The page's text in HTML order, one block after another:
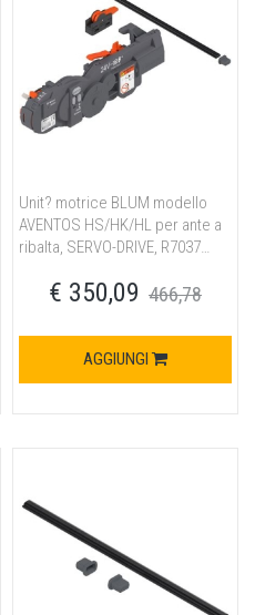
Unit? motrice BLUM modello
AVENTOS HS/HK/HL per ante a
ribalta, SERVO-DRIVE, R7037
€ 350,09 466,78
AGGIUNGI